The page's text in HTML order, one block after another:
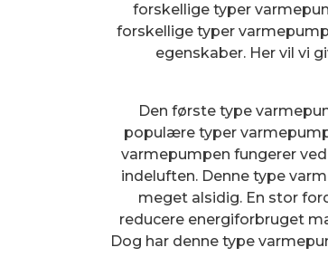
forskellige typer
forskellige typer
egenskaber. Her vil vi
Den første type
populære typer
varmepumpen fungerer
indeluften. Denne type
meget alsidig. En stor
reducere energiforbruget
Dog har denne type